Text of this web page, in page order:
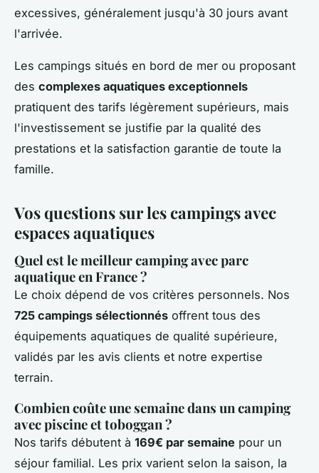
excessives, généralement jusqu'à 30 jours avant
l'arrivée.
Les campings situés en bord de mer ou proposant
des complexes aquatiques exceptionnels
pratiquent des tarifs légèrement supérieurs, mais
l'investissement se justifie par la qualité des
prestations et la satisfaction garantie de toute la
famille.
Vos questions sur les campings avec
espaces aquatiques
Quel est le meilleur camping avec parc
aquatique en France ?
Le choix dépend de vos critères personnels. Nos
725 campings sélectionnés offrent tous des
équipements aquatiques de qualité supérieure,
validés par les avis clients et notre expertise
terrain.
Combien coûte une semaine dans un camping
avec piscine et toboggan ?
Nos tarifs débutent à 169€ par semaine pour un
séjour familial. Les prix varient selon la saison, la